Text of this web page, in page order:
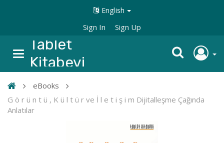
English
Sign In Sign Up
Tablet
Kitabevi
eBooks
G ö r ü n t ü , K ü l t ü r ve İ l e t i ş i m Dijitalleşme Çağında
Anlatılar